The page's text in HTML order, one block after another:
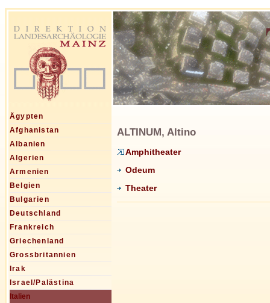
Ägypten
Afghanistan
Albanien
Algerien
Armenien
Belgien
Bulgarien
Deutschland
Frankreich
Griechenland
Grossbritannien
Irak
Israel/Palästina
Italien
ALTINUM, Altino
Amphitheater
Odeum
Theater